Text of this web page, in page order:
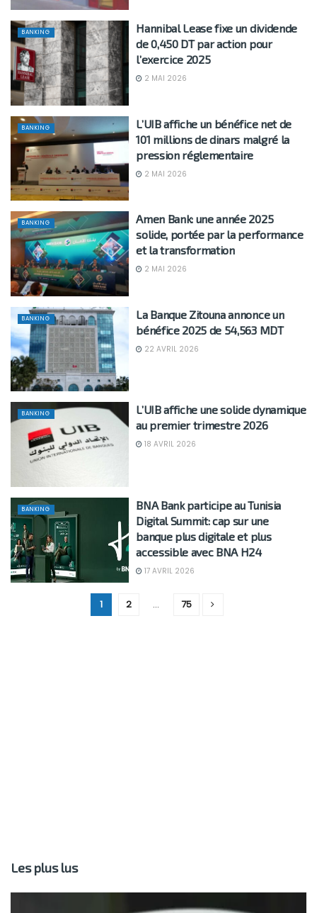
BANKING
Hannibal Lease fixe un dividende
de 0,450 DT par action pour
l’exercice 2025
2 MAI 2026
BANKING
L’UIB affiche un bénéfice net de
101 millions de dinars malgré la
pression réglementaire
2 MAI 2026
BANKING
Amen Bank: une année 2025
solide, portée par la performance
et la transformation
2 MAI 2026
BANKING
La Banque Zitouna annonce un
bénéfice 2025 de 54,563 MDT
22 AVRIL 2026
BANKING
L’UIB affiche une solide dynamique
au premier trimestre 2026
18 AVRIL 2026
BANKING
BNA Bank participe au Tunisia
Digital Summit: cap sur une
banque plus digitale et plus
accessible avec BNA H24
17 AVRIL 2026
1 2 … 75
Les plus lus